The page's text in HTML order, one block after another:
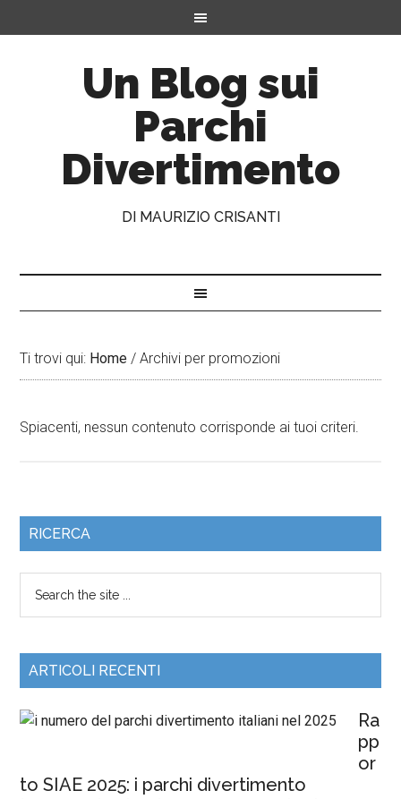
Un Blog sui
Parchi
Divertimento
DI MAURIZIO CRISANTI
Ti trovi qui: Home / Archivi per promozioni
Spiacenti, nessun contenuto corrisponde ai tuoi criteri.
RICERCA
ARTICOLI RECENTI
Ra
pp
or
to SIAE 2025: i parchi divertimento